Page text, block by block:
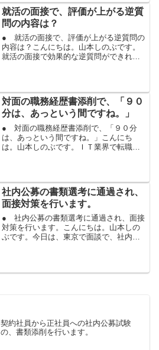
申込み頂き、履歴書・職務経歴書の添削
にお越し頂いたお客様か...
就活の面接で、評価が上がる逆質
問の内容は？
● 就活の面接で、評価が上がる逆質問の
内容は？こんにちは。山本しのぶです。
就活の面接で効果的な逆質問ができれ
のチャンスです。逆質問で...
対面の職務経歴書添削で、「９０
分は、あっという間ですね。」
● 対面の職務経歴書添削で、「９０分
は、あっという間ですね。」こんにち
は。山本しのぶです。ＩＴ業界で転職を
きましたが、延長を希望され...
社内公募の書類選考に通過され、
面接対策を行います。
● 社内公募の書類選考に通過され、面接
対策を行います。こんにちは。山本しの
ぶです。今日は、東京で面談で、社内公
の書類選考に、通過され...
契約社員から正社員への社内公募試験
の、書類添削を行います。